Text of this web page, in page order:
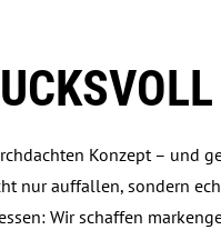
Konzept – und
nur auffallen, sondern
Wir schaffen